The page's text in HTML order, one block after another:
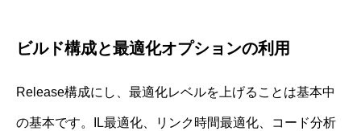
ビルド構成と最適化オプションの利用
Release構成にし、最適化レベルを上げることは基本中
の基本です。IL最適化、リンク時間最適化、コード分析